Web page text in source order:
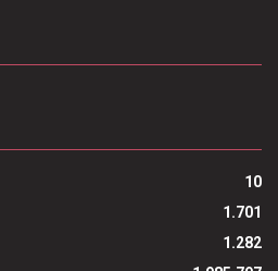
10
1.701
1.282